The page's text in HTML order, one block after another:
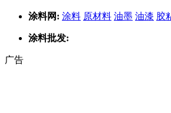
涂料网: 涂料 原材料 油墨 油漆 胶
涂料批发:
广告